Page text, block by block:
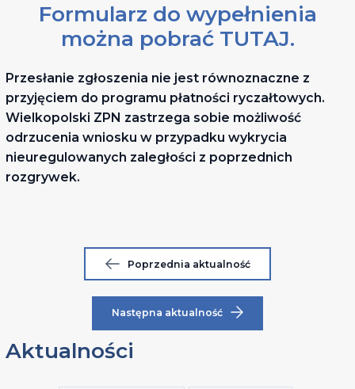
Formularz do wypełnienia
można pobrać TUTAJ.
Przesłanie zgłoszenia nie jest równoznaczne z
przyjęciem do programu płatności ryczałtowych.
Wielkopolski ZPN zastrzega sobie możliwość
odrzucenia wniosku w przypadku wykrycia
nieuregulowanych zaległości z poprzednich
rozgrywek.
Poprzednia aktualność
Następna aktualność
Aktualności